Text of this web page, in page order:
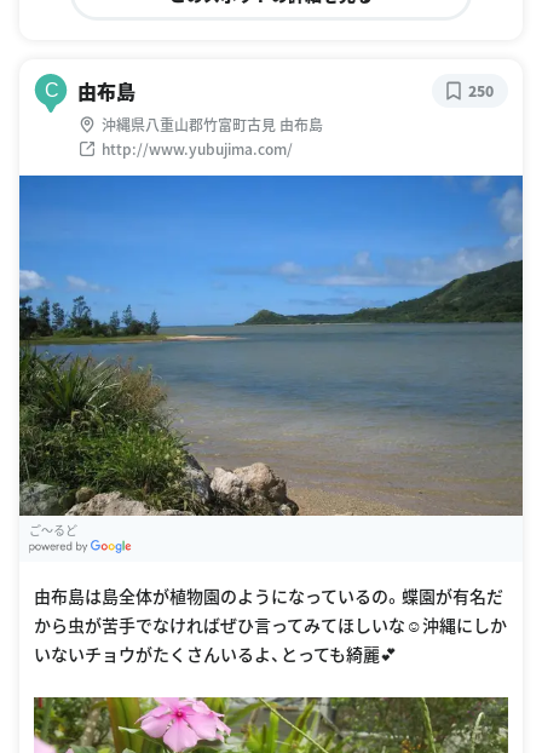
C 由布島
沖縄県八重山郡竹富町古見 由布島
http://www.yubujima.com/
250
ご〜るど
由布島は島全体が植物園のようになっているの。蝶園が有名だ
から虫が苦手でなければぜひ言ってみてほしいな☺️沖縄にしか
いないチョウがたくさんいるよ、とっても綺麗💕